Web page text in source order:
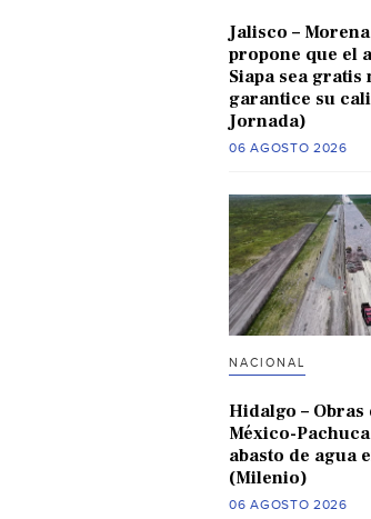
Jalisco –
propone que el
Siapa sea gratis
garantice su
Jornada)
06 AGOSTO 2026
NACIONAL
Hidalgo –
México-
abasto de agua
(Milenio)
06 AGOSTO 2026